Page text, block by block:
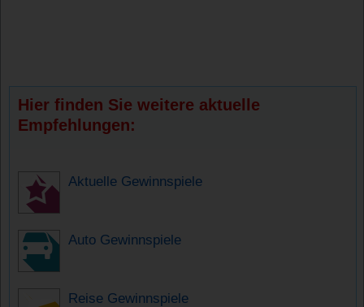
Hier finden Sie weitere aktuelle
Empfehlungen:
Aktuelle Gewinnspiele
Auto Gewinnspiele
Reise Gewinnspiele